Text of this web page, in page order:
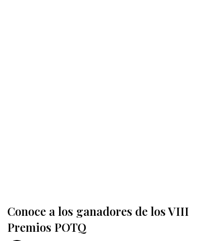
Conoce a los ganadores de los VIII
Premios POTQ